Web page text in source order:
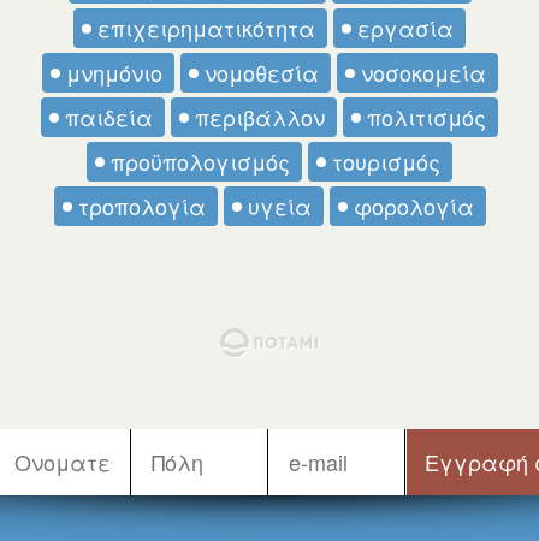
επιχειρηματικότητα
εργασία
μνημόνιο
νομοθεσία
νοσοκομεία
παιδεία
περιβάλλον
πολιτισμός
προϋπολογισμός
τουρισμός
τροπολογία
υγεία φορολογία